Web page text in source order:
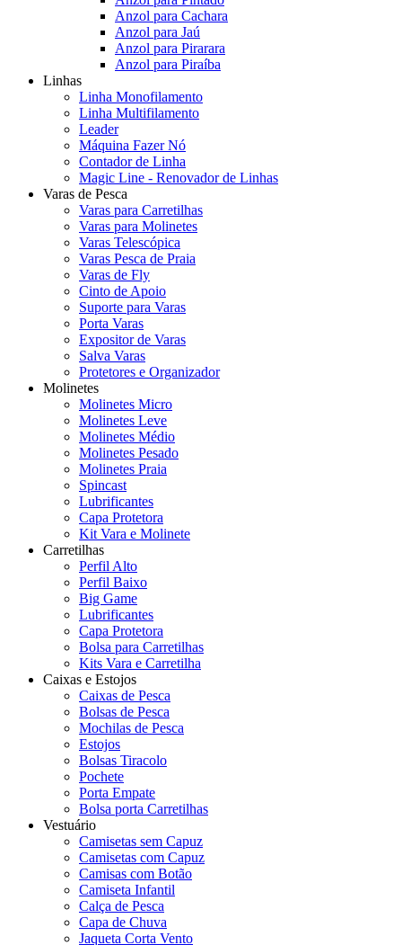
Anzol para Cachara
Anzol para Jaú
Anzol para Pirarara
Anzol para Piraíba
Linhas
Linha Monofilamento
Linha Multifilamento
Leader
Máquina Fazer Nó
Contador de Linha
Magic Line - Renovador de Linhas
Varas de Pesca
Varas para Carretilhas
Varas para Molinetes
Varas Telescópica
Varas Pesca de Praia
Varas de Fly
Cinto de Apoio
Suporte para Varas
Porta Varas
Expositor de Varas
Salva Varas
Protetores e Organizador
Molinetes
Molinetes Micro
Molinetes Leve
Molinetes Médio
Molinetes Pesado
Molinetes Praia
Spincast
Lubrificantes
Capa Protetora
Kit Vara e Molinete
Carretilhas
Perfil Alto
Perfil Baixo
Big Game
Lubrificantes
Capa Protetora
Bolsa para Carretilhas
Kits Vara e Carretilha
Caixas e Estojos
Caixas de Pesca
Bolsas de Pesca
Mochilas de Pesca
Estojos
Bolsas Tiracolo
Pochete
Porta Empate
Bolsa porta Carretilhas
Vestuário
Camisetas sem Capuz
Camisetas com Capuz
Camisas com Botão
Camiseta Infantil
Calça de Pesca
Capa de Chuva
Jaqueta Corta Vento